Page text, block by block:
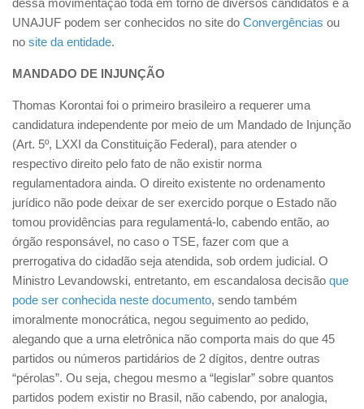
dessa movimentação toda em torno de diversos candidatos e a
UNAJUF podem ser conhecidos no site do Convergências ou
no site da entidade.
MANDADO DE INJUNÇÃO
Thomas Korontai foi o primeiro brasileiro a requerer uma
candidatura independente por meio de um Mandado de Injunção
(Art. 5º, LXXI da Constituição Federal), para atender o
respectivo direito pelo fato de não existir norma
regulamentadora ainda. O direito existente no ordenamento
jurídico não pode deixar de ser exercido porque o Estado não
tomou providências para regulamentá-lo, cabendo então, ao
órgão responsável, no caso o TSE, fazer com que a
prerrogativa do cidadão seja atendida, sob ordem judicial. O
Ministro Levandowski, entretanto, em escandalosa decisão que
pode ser conhecida neste documento, sendo também
imoralmente monocrática, negou seguimento ao pedido,
alegando que a urna eletrônica não comporta mais do que 45
partidos ou números partidários de 2 dígitos, dentre outras
“pérolas”. Ou seja, chegou mesmo a “legislar” sobre quantos
partidos podem existir no Brasil, não cabendo, por analogia,